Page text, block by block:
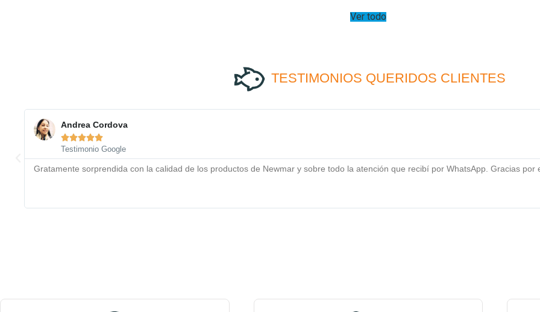
Ver todo
TESTIMONIOS QUERIDOS CLIENTES
Andrea Cordova

Testimonio Google
Gratamente sorprendida con la calidad de los productos de Newmar y sobre todo la atención que recibí por WhatsApp. Gracias por